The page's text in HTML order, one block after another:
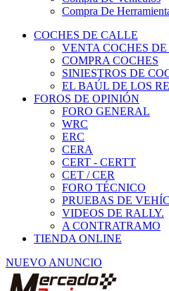
COCHES DE CALLE
VENTA COCHES DE
COMPRA COCHES
SINIESTROS DE
EL BAÚL DE LOS
FOROS DE OPINIÓN
FORO GENERAL
WRC
ERC
CERA
CERT - CERTT
CET / CER
FORO TÉCNICO
PRUEBAS DE
VIDEOS DE RALLY.
A CONTRATRAMO
TIENDA ONLINE
NUEVO ANUNCIO